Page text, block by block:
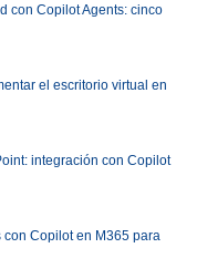
con Copilot Agents: cinco
el escritorio virtual en
integración con Copilot
Copilot en M365 para